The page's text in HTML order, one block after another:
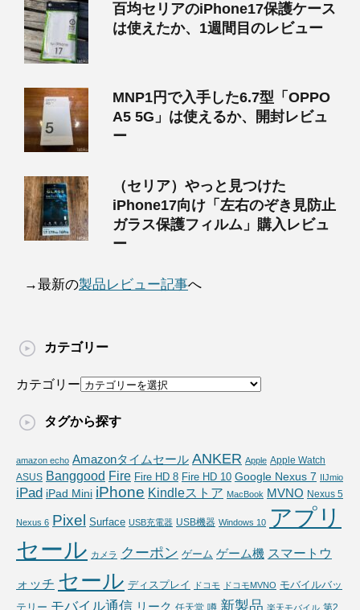
百均セリアのiPhone17保護ケース
は使えたか、1週間目のレビュー
MNP1円で入手した6.7型「OPPO
A5 5G」は使えるか、開封レビュ
ー
（セリア）やっと見つけた
iPhone17向け「左右のぞき見防止
ガラス保護フィルム」購入レビュ
ー
→最新の製品レビュー記事へ
カテゴリー
カテゴリー
タグから探す
amazon echo Amazonタイムセール ANKER Apple Apple Watch
ASUS Banggood Fire Fire HD 8 Fire HD 10 Google Nexus 7 IIJmio
iPad iPad Mini iPhone Kindleストア MacBook MVNO Nexus 5
Nexus 6 Pixel Surface USB充電器 USB機器 Windows 10 アプリ
セール カメラ クーポン ゲーム ゲーム機 スマートウ
ォッチ セール ディスプレイ ドコモ ドコモMVNO モバイルバッ
テリー モバイル通信 リーク 任天堂 噂 新製品 楽天モバイル 第2